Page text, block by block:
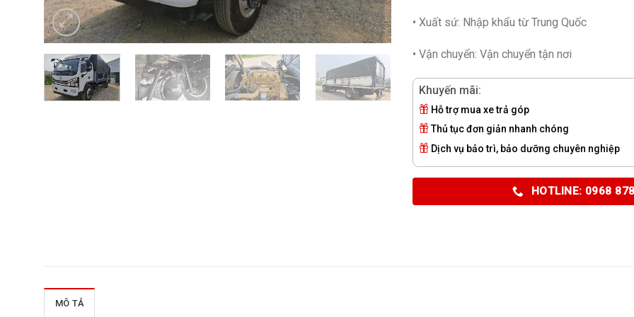
• Xuất sứ: Nhập khẩu từ Trung Quốc
• Vận chuyển: Vận chuyển tận nơi
Khuyến mãi:
Hỗ trợ mua xe trả góp
Thủ tục đơn giản nhanh chóng
Dịch vụ bảo trì, bảo dưỡng chuyên nghiệp
HOTLINE: 0968
MÔ TẢ